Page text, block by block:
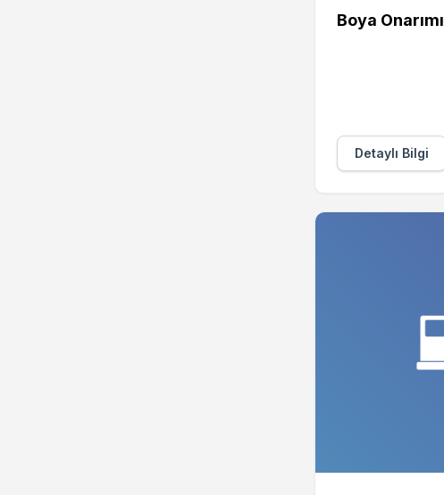
Boya Onarımı
Detaylı Bilgi